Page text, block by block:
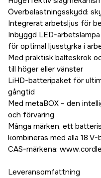
Överbelastningsskydd:
Integrerat arbetsljus för
Inbyggd LED-
för optimal ljusstyrka i
Med praktisk bälteskrok
till höger eller vänster
LiHD-batteripaket för
gångtid
Med metaBOX – den
och förvaring
Många märken, ett
kombineras med alla 18
CAS-märkena:
Leveransomfattning